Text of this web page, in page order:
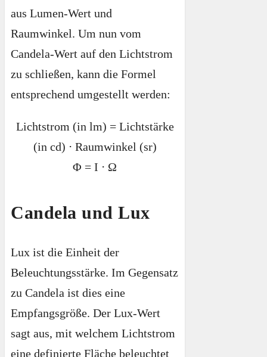
aus Lumen-Wert und
Raumwinkel. Um nun vom
Candela-Wert auf den Lichtstrom
zu schließen, kann die Formel
entsprechend umgestellt werden:
Lichtstrom (in lm) = Lichtstärke
(in cd) ⋅ Raumwinkel (sr)
Φ = I ⋅ Ω
Candela und Lux
Lux ist die Einheit der
Beleuchtungsstärke. Im Gegensatz
zu Candela ist dies eine
Empfangsgröße. Der Lux-Wert
sagt aus, mit welchem Lichtstrom
eine definierte Fläche beleuchtet